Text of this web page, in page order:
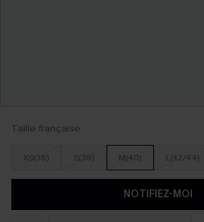
Taille française
XS(36) S(38) M(40) L(42/44)
NOTIFIEZ-MOI